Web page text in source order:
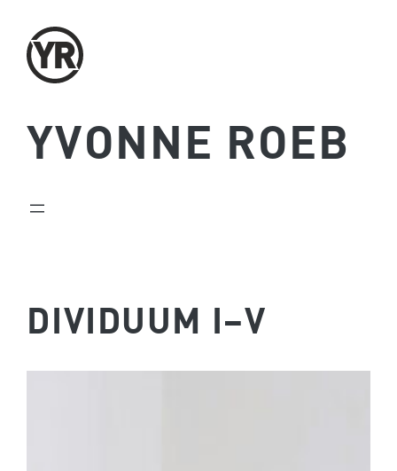
Inhalt
springen
YVONNE ROEB
DIVIDUUM I–V